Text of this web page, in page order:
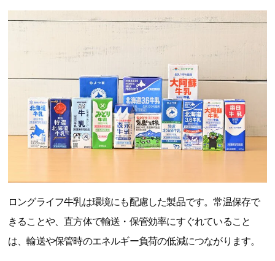
ロングライフ牛乳は環境にも配慮した製品です。常温保存で
きることや、直方体で輸送・保管効率にすぐれていること
は、輸送や保管時のエネルギー負荷の低減につながります。